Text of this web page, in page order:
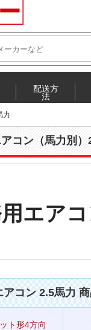
力
コン（馬力別）
エア
アコン 2.5馬力
ト形4方向